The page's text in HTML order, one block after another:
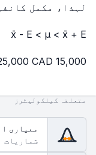
لہذا، مکمل
x̄ - E < μ < x̄ + E
15,000 CAD < μ < 25,000 CAD
متعلقہ کیلکولیٹرز
معیاری
شماریات